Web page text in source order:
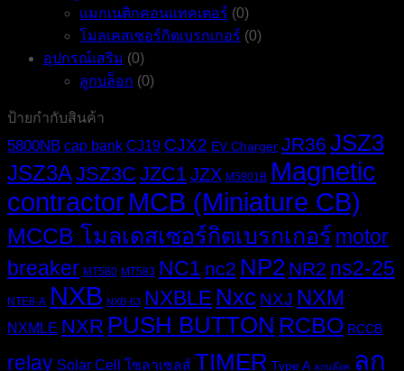
แมกเนติกคอนแทคเตอร์ (0)
โมลเคสเซอร์กิตเบรกเกอร์ (0)
อุปกรณ์เสริม (0)
ลูกบล็อก (0)
ป้ายกำกับสินค้า
5800NB cap bank CJ19 CJX2 EV Charger JR36 JSZ3
JSZ3AJSZ3C JZC1JZX M5801B Magnetic
contractorMCB (Miniature CB)
MCCB โมลเดสเซอร์กิตเบรกเกอร์ motor
breaker MT580 MT583 NC1 nc2 NP2 NR2 ns2-25
NTE8-A NXB NXB-63 NXBLE Nxc NXJ NXM
NXMLE NXR PUSH BUTTON RCBO RCCB
relay Solar Cell โซลาเซลส์ TIMER Type A ลูกบล๊อค ลูก